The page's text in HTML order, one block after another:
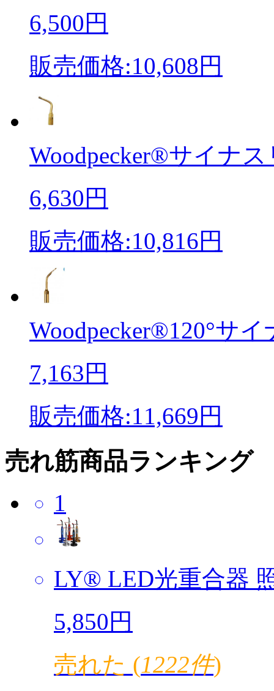
6,500円
販売価格:10,608円
Woodpecker®サイナ
6,630円
販売価格:10,816円
Woodpecker®120°サイ
7,163円
販売価格:11,669円
売れ筋商品ランキング
1
LY® LED光重合器
5,850円
売れた (1222件)